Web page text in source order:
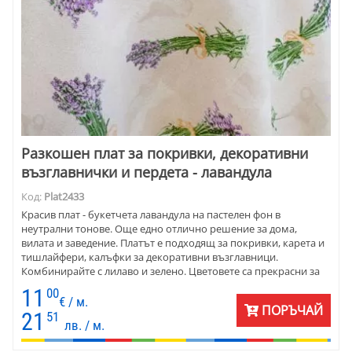
Разкошен плат за покривки, декоративни
възглавнички и пердета - лавандула
Код: Plat2433
Красив плат - букетчета лавандула на пастелен фон в
неутрални тонове. Още едно отлично решение за дома,
вилата и заведение. Платът е подходящ за покривки, карета и
тишлайфери, калъфки за декоративни възглавници.
Комбинирайте с лилаво и зелено. Цветовете са прекрасни за
11 00
€ / м.
21 51
лв. / м.
ПОРЪЧАЙ